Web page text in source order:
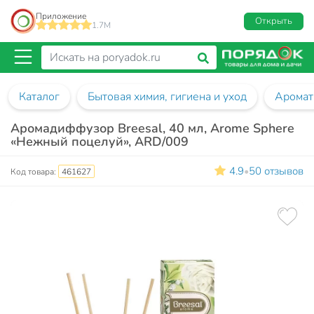
Приложение
1.7M
Открыть
Каталог Бытовая химия, гигиена и уход
Аромадиффузор Breesal, 40 мл, Arome Sphere
«Нежный поцелуй», ARD/009
Код товара: 461627 4.9•50 отзывов